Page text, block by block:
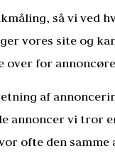
så vi ved
vores site og
over for
af
annoncer vi tror
ofte den samme